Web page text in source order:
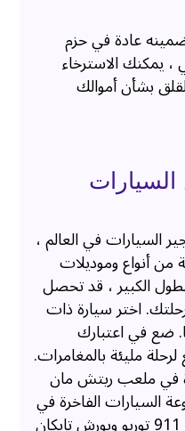
عادة في حزم
، يمكنك الاسترخاء
بشأن أموالك
السيارات في العالم ،
أنواع وموديلات
الكبير ، قد تحصل
اختر سيارة ذات
ضع في اعتبارك
مليئة بالمغامرات.
في ملعب ريتش مان
السيارات الفاخرة في